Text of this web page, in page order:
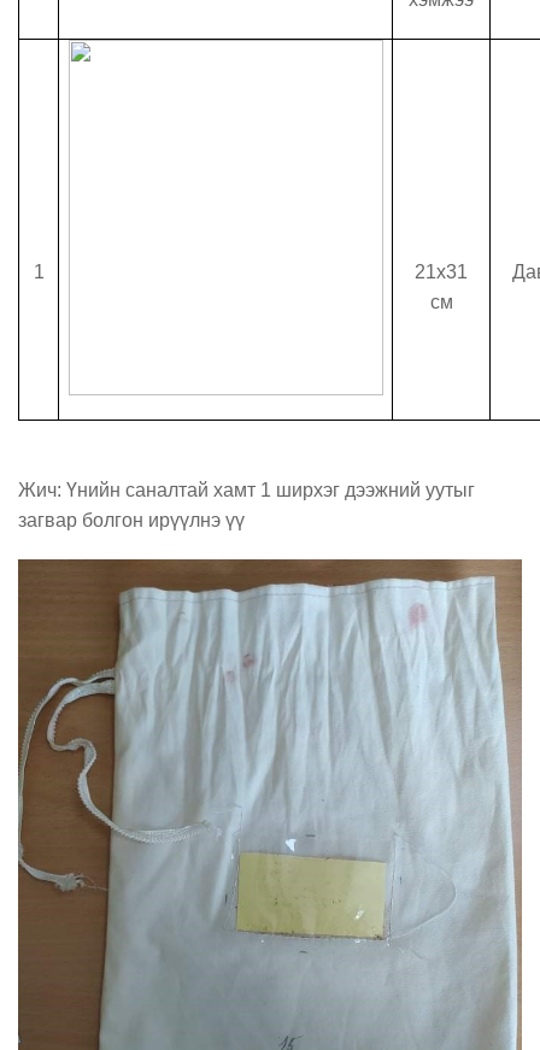
1 21x31
см
Жич: Үнийн саналтай хамт 1 ширхэг дээжний уутыг
загвар болгон ирүүлнэ үү